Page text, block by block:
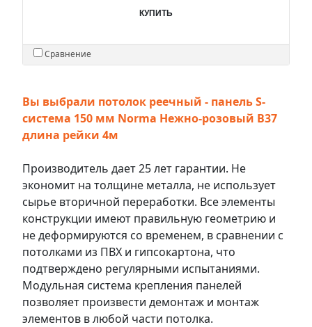
КУПИТЬ
Сравнение
Вы выбрали потолок реечный - панель S-
система 150 мм Norma Нежно-розовый В37
длина рейки 4м
Производитель дает 25 лет гарантии. Не
экономит на толщине металла, не использует
сырье вторичной переработки. Все элементы
конструкции имеют правильную геометрию и
не деформируются со временем, в сравнении с
потолками из ПВХ и гипсокартона, что
подтверждено регулярными испытаниями.
Модульная система крепления панелей
позволяет произвести демонтаж и монтаж
элементов в любой части потолка.